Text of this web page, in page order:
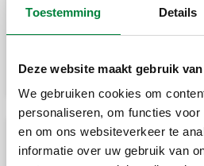
Toestemming Details
Deze website maakt gebruik
We gebruiken cookies om
personaliseren, om functies
en om ons websiteverkeer te
informatie over uw gebruik van
Voorgemonteerde
Expansievatconsole in